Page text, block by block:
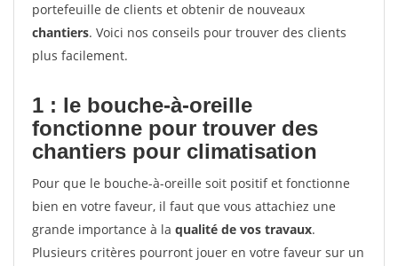
portefeuille de clients et obtenir de nouveaux
chantiers. Voici nos conseils pour trouver des clients
plus facilement.
1 : le bouche-à-oreille
fonctionne pour trouver des
chantiers pour climatisation
Pour que le bouche-à-oreille soit positif et fonctionne
bien en votre faveur, il faut que vous attachiez une
grande importance à la qualité de vos travaux.
Plusieurs critères pourront jouer en votre faveur sur un